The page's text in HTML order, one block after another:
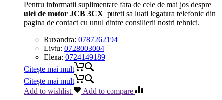
Pentru informatii suplimentare fata de cele de mai jos despre
ulei de motor JCB 3CX puteti sa luati legatura telefonic din
pagina de contact cu unul dintre consilierii nostri tehnici.
Ruxandra: 0787262194
Liviu: 0728003004
Elena: 0724149189
Citește mai mult
Citește mai mult
Add to wishlist
Add to compare